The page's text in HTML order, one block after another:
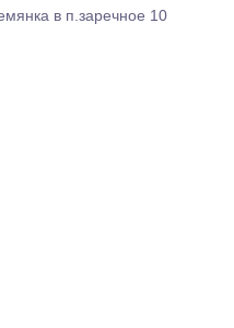
в п.заречное 10